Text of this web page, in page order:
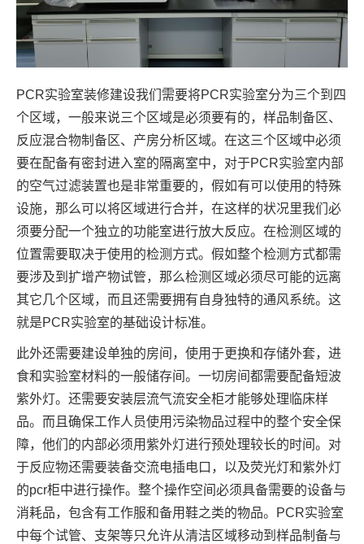
PCR实验室装修建设我们需要将PCR实验室分为三个到四
个区域，一般来说三个区域是必须要有的，样品制备区、
反应混合物制备区、产房分析区域。在这三个区域中必须
要在配备有密封进入室的隔离室中，对于PCR实验室内部
的空气过滤装置也是非常重要的，假如有可以使用的特殊
设施，那么可以将区域进行合并，在这样的状况里我们必
须要分配一个独立的功能室进行放大反应。在检测区域的
位置需要取决于使用的检测方式。假如整个检测方式都需
要涉及到扩增产物试管，那么检测区域必须尽可能的远离
其它几个区域，而且还需要拥有自身独特的通风系统。这
就是PCR实验室的基础设计标准。
此外还需要建设单独的房间，使用于更换和存储外套，进
食和实验室材料的一般储存间。一切房间都需要配备短波
紫外灯。还需要安装层流气流安全柜才能够处理临床样
品。而且确保工作人员使用污染物品过程中的整个安全保
障，他们的内部必须用紫外灯进行预处理较长的时间。对
于反应物还需要装备交流电插电口，以及荧光灯和紫外灯
的pcr柜中进行操作。整个操作空间必须具备需要的设备与
消耗品，包含有工作服和备用鞋之类的物品。PCR实验室
中每个试管、支架等只允许从清洁区域移动到样品制备与